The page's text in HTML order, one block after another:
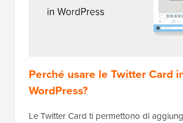
Perché usare le Twitter Card
WordPress?
Le Twitter Card ti permettono di